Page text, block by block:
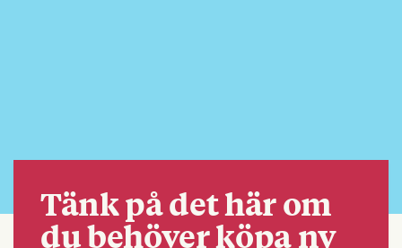
Tänk på det här om
du behöver köpa ny